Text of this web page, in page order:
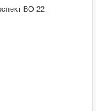
ВО 22.